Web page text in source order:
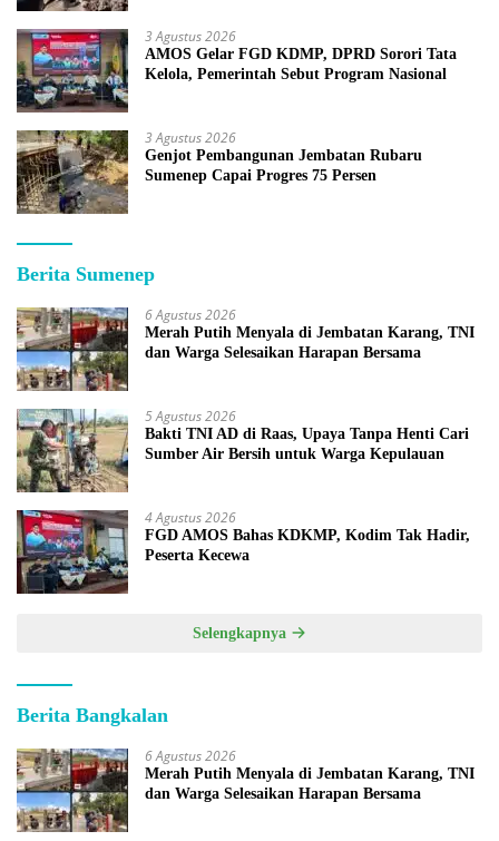
3 Agustus 2026
AMOS Gelar FGD KDMP, DPRD Sorori Tata
Kelola, Pemerintah Sebut Program Nasional
3 Agustus 2026
Genjot Pembangunan Jembatan Rubaru
Sumenep Capai Progres 75 Persen
Berita Sumenep
6 Agustus 2026
Merah Putih Menyala di Jembatan Karang, TNI
dan Warga Selesaikan Harapan Bersama
5 Agustus 2026
Bakti TNI AD di Raas, Upaya Tanpa Henti Cari
Sumber Air Bersih untuk Warga Kepulauan
4 Agustus 2026
FGD AMOS Bahas KDKMP, Kodim Tak Hadir,
Peserta Kecewa
Selengkapnya
Berita Bangkalan
6 Agustus 2026
Merah Putih Menyala di Jembatan Karang, TNI
dan Warga Selesaikan Harapan Bersama